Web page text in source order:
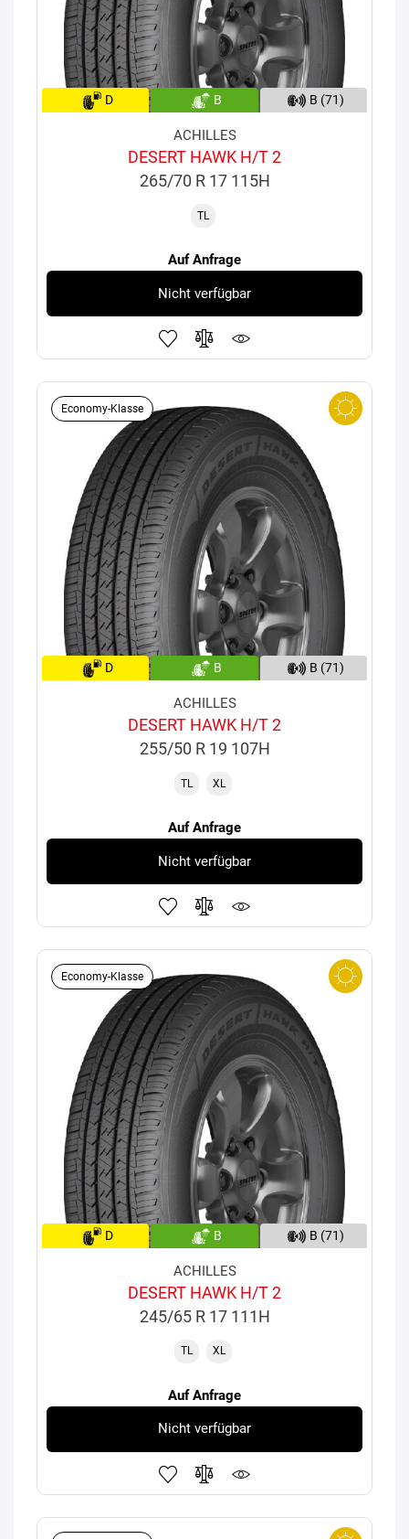
D B B (71)
ACHILLES
DESERT HAWK H/T 2
265/70 R 17 115H
TL
Auf Anfrage
Nicht verfügbar
Economy-Klasse
D B B (71)
ACHILLES
DESERT HAWK H/T 2
255/50 R 19 107H
TL XL
Auf Anfrage
Nicht verfügbar
Economy-Klasse
D B B (71)
ACHILLES
DESERT HAWK H/T 2
245/65 R 17 111H
TL XL
Auf Anfrage
Nicht verfügbar